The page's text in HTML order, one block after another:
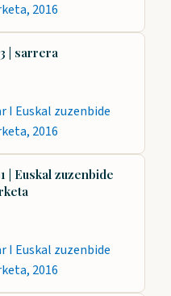
2016
| sarrera
I Euskal zuzenbide
2016
| Euskal zuzenbide
I Euskal zuzenbide
2016